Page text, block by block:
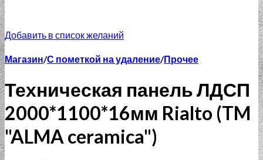
Добавить в список желаний
Магазин/С пометкой на удаление/Прочее
Техническая панель ЛДСП
2000*1100*16мм Rialto (TM
"ALMA ceramica")